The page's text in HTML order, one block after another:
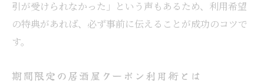
引が受けられなかった」という声もあるため、利用希望
の特典があれば、必ず事前に伝えることが成功のコツで
す。
期間限定の居酒屋クーポン利用術とは